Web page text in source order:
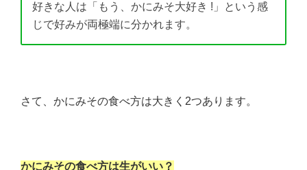
好きな人は「もう、かにみそ大好き !」という感
じで好みが両極端に分かれます。
さて、かにみその食べ方は大きく2つあります。
かにみその食べ方は生がいい？